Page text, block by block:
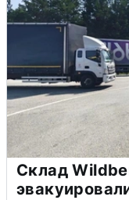
Склад